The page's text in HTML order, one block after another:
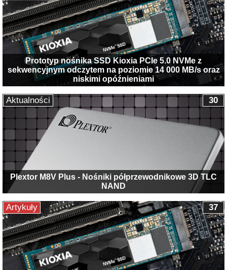
Prototyp nośnika SSD Kioxia PCIe 5.0 NVMe z
sekwencyjnym odczytem na poziomie 14 000 MB/s oraz
niskimi opóźnieniami
Plextor M8V Plus - Nośniki półprzewodnikowe 3D TLC
NAND
30
Aktualności
37
Artykuły